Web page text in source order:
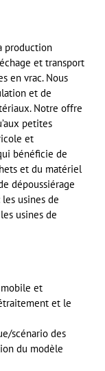
production
et transport
en vrac. Nous
et de
Notre offre
petites
et
bénéficie de
et du matériel
dépoussiérage
usines de
usines de
et
et le
scénario des
du modèle